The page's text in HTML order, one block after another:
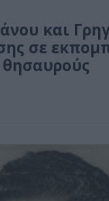
και
σε